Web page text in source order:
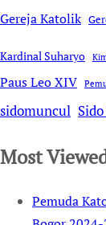
Gereja Katolik
Kardinal Suharyo
Paus Leo XIV
sidomuncul
Most
Pemuda